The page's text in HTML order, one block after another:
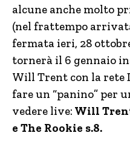
alcune anche molto
(nel frattempo
fermata ieri, 28
tornerà il 6 gennaio
Will Trent con la rete
fare un “panino” per
vedere live: Will
e The Rookie s.8.